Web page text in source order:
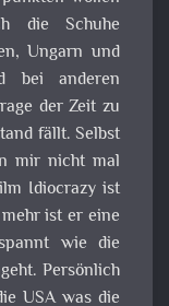
die Schuhe
Ungarn und
bei anderen
der Zeit zu
fällt. Selbst
mir nicht mal
Idiocrazy ist
ist er eine
wie die
Persönlich
USA was die